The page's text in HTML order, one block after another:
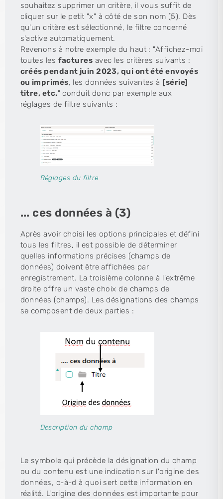
souhaitez supprimer un critère, il vous suffit de
cliquer sur le petit "x" à côté de son nom (5). Dès
qu'un critère est sélectionné, le filtre concerné
s'active automatiquement.
Revenons à notre exemple du haut : "Affichez-moi
toutes les factures avec les critères suivants :
créés pendant juin 2023, qui ont été envoyés
ou imprimés, les données suivantes à [série]
titre, etc." conduit donc par exemple aux
réglages de filtre suivants :
Réglages du filtre
... ces données à (3)
Après avoir choisi les options principales et défini
tous les filtres, il est possible de déterminer
quelles informations précises (champs de
données) doivent être affichées par
enregistrement. La troisième colonne à l'extrême
droite offre un vaste choix de champs de
données (champs). Les désignations des champs
se composent de deux parties :
Description du champ
Le symbole qui précède la désignation du champ
ou du contenu est une indication sur l'origine des
données, c-à-d à quoi sert cette information en
réalité. L'origine des données est importante pour